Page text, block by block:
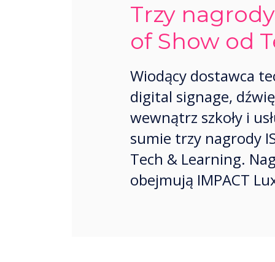
Trzy
of Show od
Wiodący dostawca
digital signage,
wewnątrz szkoły i
sumie trzy nagrody
Tech & Learning.
obejmują IMPACT